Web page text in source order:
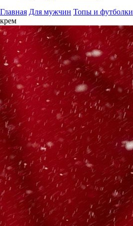
Главная Для мужчин Топы и футболки
крем